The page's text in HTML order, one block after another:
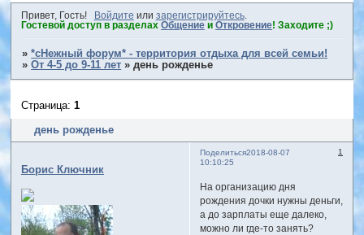
Привет, Гость! Войдите или зарегистрируйтесь.
Гостевой доступ в разделах Общениеи Откровение! Заходите ;)
»*сНежный форум* - территория отдыха для всей семьи!
»От 4-5 до 9-11 лет »день рожденье
день рожденье
Страница:1
Поделиться 1
2018-08-07
10:10:25
Борис Ключник
На организацию дня
рождения дочки нужны деньги,
а до зарплаты еще далеко,
можно ли где-то занять?